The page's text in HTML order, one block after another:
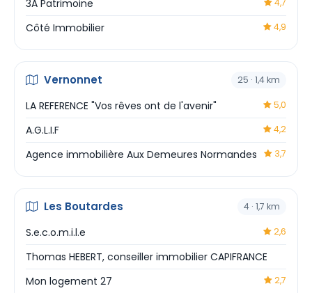
3A Patrimoine
Côté Immobilier 4,9
Vernonnet 25 · 1,4 km
LA REFERENCE "Vos rêves ont de l'avenir" 5,0
A.G.L.I.F 4,2
Agence immobilière Aux Demeures Normandes 3,7
Les Boutardes 4 · 1,7 km
S.e.c.o.m.i.l.e 2,6
Thomas HEBERT, conseiller immobilier CAPIFRANCE
Mon logement 27
2,7